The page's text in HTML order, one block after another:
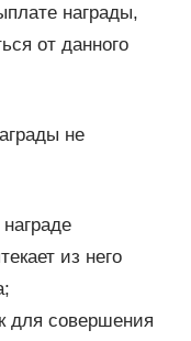
награды,
от данного
не
из него
для совершения